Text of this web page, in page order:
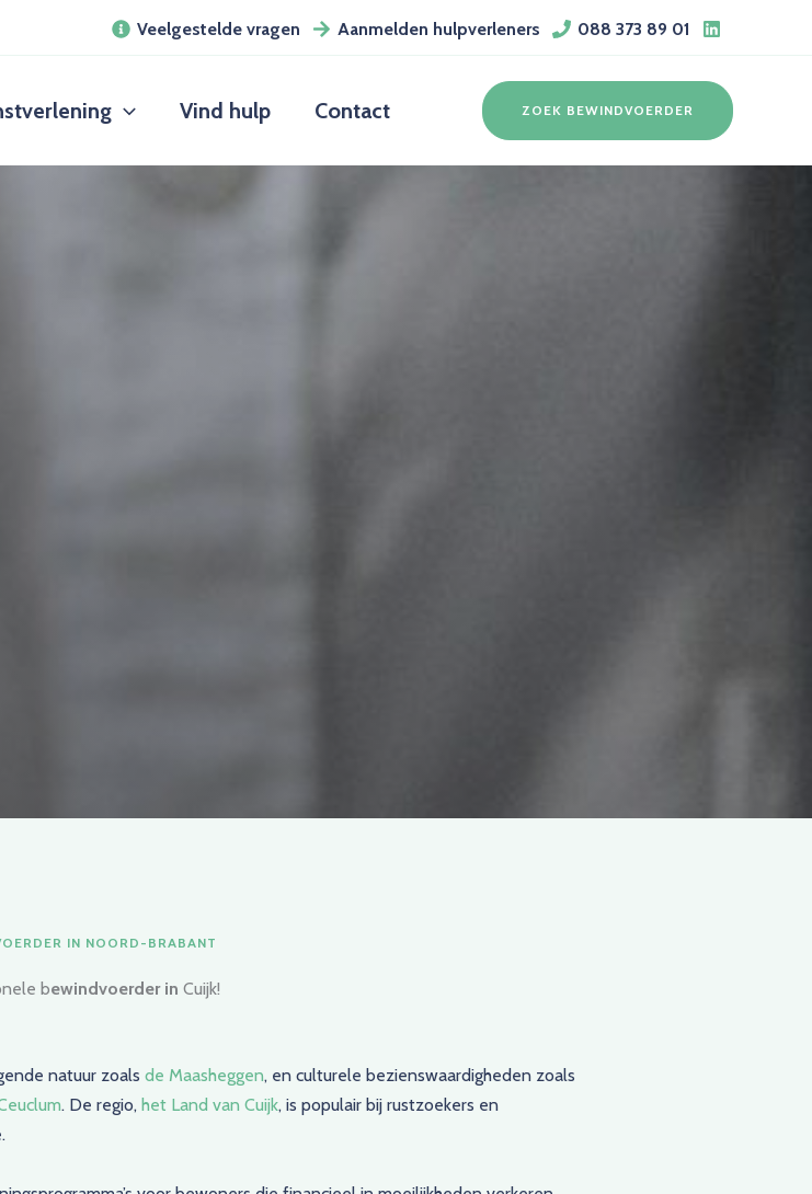
Veelgestelde vragen Aanmelden hulpverleners 088 373 89 01
Vind hulp Contact ZOEK BEWINDVOERDER
IN NOORD-BRABANT
bewindvoerder in Cuijk!
natuur zoals de Maasheggen, en culturele bezienswaardigheden zoals
. De regio, het Land van Cuijk, is populair bij rustzoekers en